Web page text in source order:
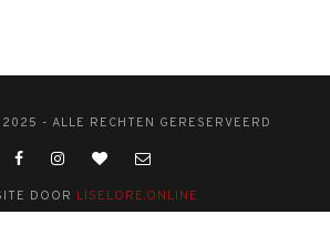
- ALLE RECHTEN GERESERVEERD
DOOR LISELORE.ONLINE